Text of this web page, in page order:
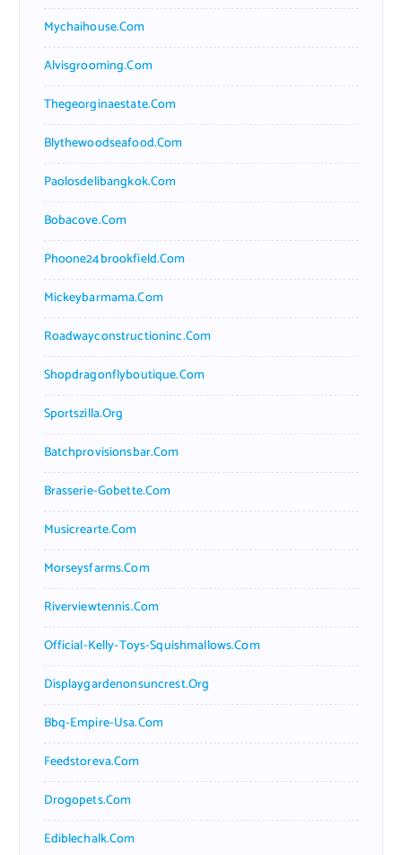
Mychaihouse.com
Alvisgrooming.com
Thegeorginaestate.com
Blythewoodseafood.com
Paolosdelibangkok.com
Bobacove.com
Phoone24brookfield.com
Mickeybarmama.com
Roadwayconstructioninc.com
Shopdragonflyboutique.com
Sportszilla.org
Batchprovisionsbar.com
Brasserie-Gobette.com
Musicrearte.com
Morseysfarms.com
Riverviewtennis.com
Official-Kelly-Toys-Squishmallows.com
Displaygardenonsuncrest.org
Bbq-Empire-Usa.com
Feedstoreva.com
Drogopets.com
Ediblechalk.com